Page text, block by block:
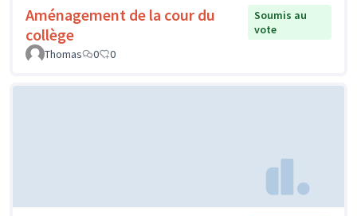
Aménagement de la cour du
collège
Soumis au
vote
Thomas
0 0